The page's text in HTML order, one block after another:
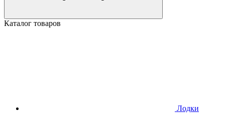
Каталог товаров
Лодки